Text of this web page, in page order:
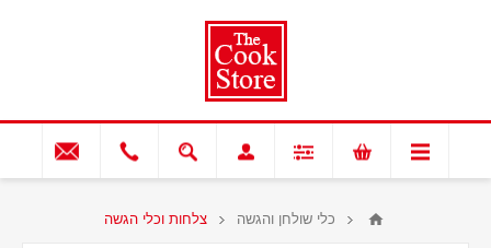
כלי שולחן והגשה צלחות וכלי הגשה